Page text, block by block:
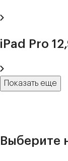
iPad Pro
Показать еще
Выберите